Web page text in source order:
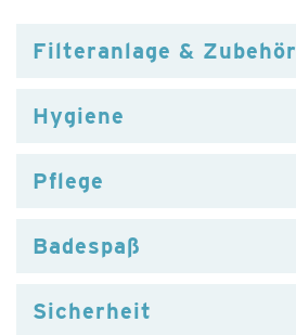
Filteranlage & Zubehör
Hygiene
Pflege
Badespaß
Sicherheit